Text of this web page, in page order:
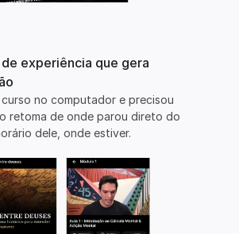
de experiência que gera
no computador e precisou
retoma de onde parou direto do
dele, onde estiver.